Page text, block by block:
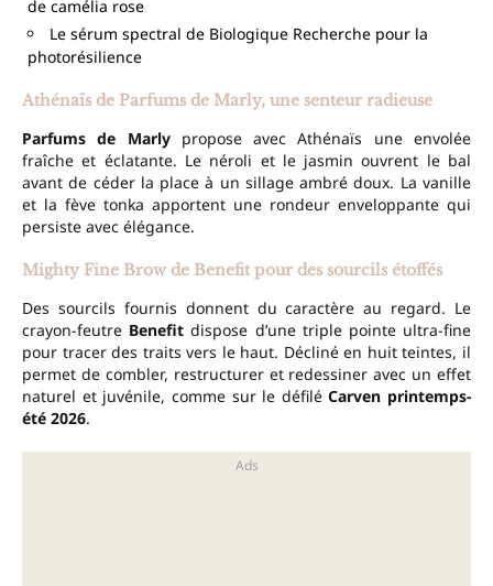
de camélia rose
Le sérum spectral de Biologique Recherche pour la
photorésilience
Athénaïs de Parfums de Marly, une senteur radieuse
Parfums de Marlypropose avec Athénaïs une envolée
fraîche et éclatante. Le néroli et le jasmin ouvrent le bal
avant de céder la place à un sillage ambré doux. La vanille
et la fève tonka apportent une rondeur enveloppante qui
persiste avec élégance.
Mighty Fine Brow de Benefit pour des sourcils étoffés
Des sourcils fournis donnent du caractère au regard. Le
crayon-feutre Benefit dispose d’une triple pointe ultra-fine
pour tracer des traits vers le haut. Décliné en huit teintes, il
permet de combler, restructurer et redessiner avec un effet
naturel et juvénile, comme sur le défiléCarven printemps-
été 2026.